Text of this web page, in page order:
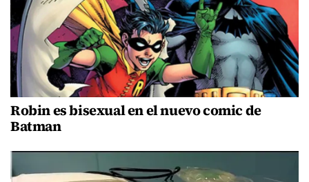
Robin es bisexual en el nuevo comic de
Batman